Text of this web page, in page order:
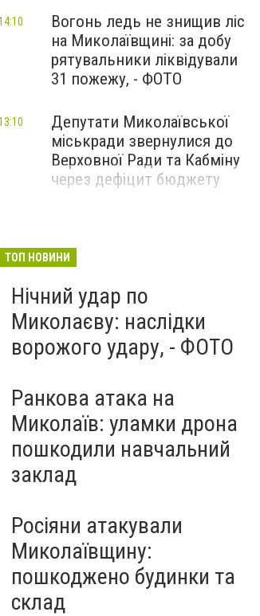
Вогонь ледь не знищив ліс
на Миколаївщині: за добу
рятувальники ліквідували
31 пожежу, - ФОТО
Депутати Миколаївської
міськради звернулися до
Верховної Ради та Кабміну
через дефіцит бюджету
ТОП НОВИНИ
Нічний удар по
Миколаєву: наслідки
ворожого удару, - ФОТО
Ранкова атака на
Миколаїв: уламки дрона
пошкодили навчальний
заклад
Росіяни атакували
Миколаївщину:
пошкоджено будинки та
склад